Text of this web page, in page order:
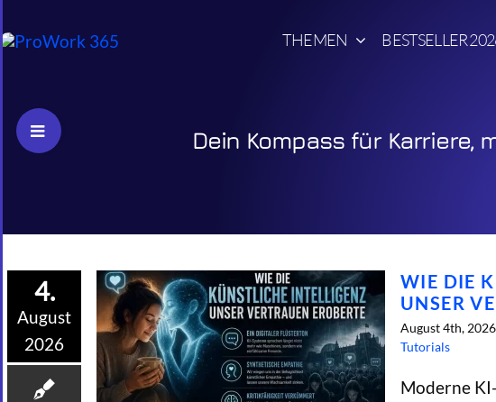
to
THEMEN BESTSELLER
Dein Kompass für Karriere,
4.
August
2026
WIE DIE
UNSER
August 4th, 2026
Tutorials
Moderne
Toggle
Sliding